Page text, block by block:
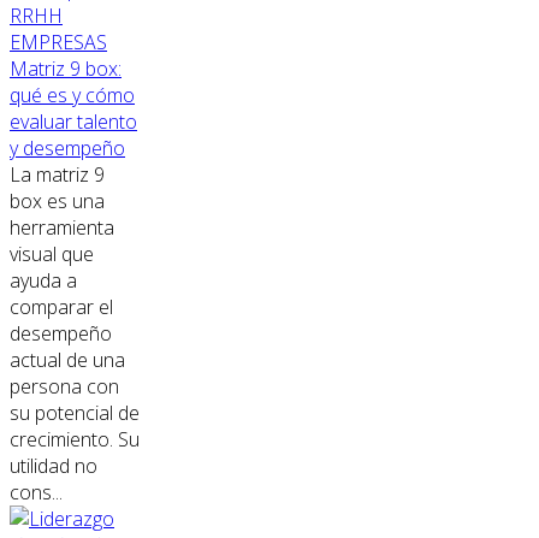
RRHH
EMPRESAS
Matriz 9 box:
qué es y cómo
evaluar talento
y desempeño
La matriz 9
box es una
herramienta
visual que
ayuda a
comparar el
desempeño
actual de una
persona con
su potencial de
crecimiento. Su
utilidad no
cons...